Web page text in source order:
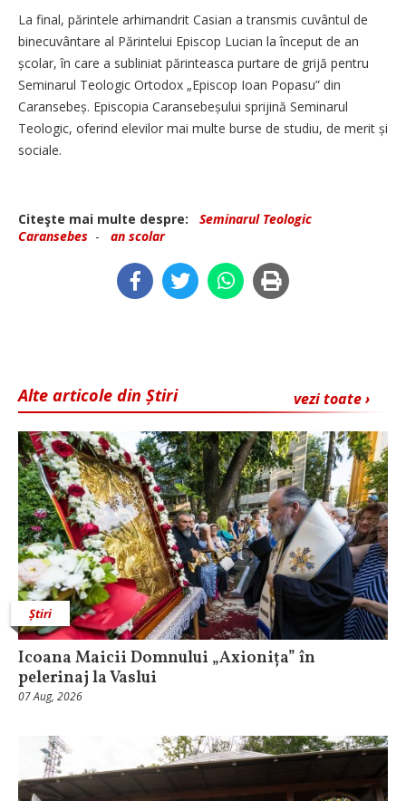
La final, părintele arhimandrit Casian a transmis cuvântul de
binecuvântare al Părintelui Episcop Lucian la început de an
școlar, în care a subliniat părinteasca purtare de grijă pentru
Seminarul Teologic Ortodox „Episcop Ioan Popasu” din
Caranse­beș. Episcopia Caranse­beșului sprijină Seminarul
Teologic, oferind elevilor mai multe burse de studiu, de merit și
sociale.
Citeşte mai multe despre:
Seminarul Teologic
Caransebes - an scolar
vezi toate ›
Alte articole din Știri
Știri
Icoana Maicii Domnului „Axionița” în
pelerinaj la Vaslui
07 Aug, 2026